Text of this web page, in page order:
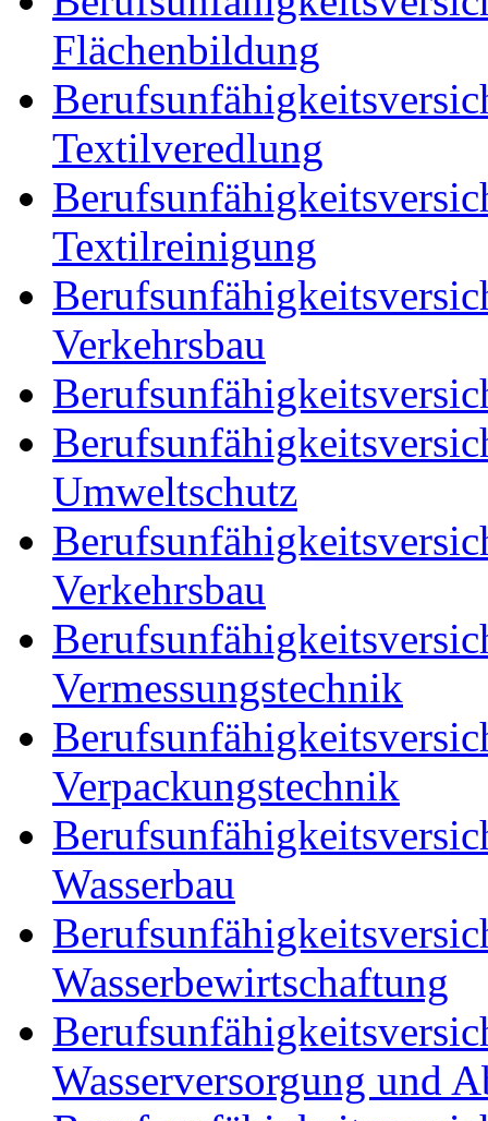
Flächenbildung
Textilveredlung
Textilreinigung
Verkehrsbau
Umweltschutz
Verkehrsbau
Vermessungstechnik
Verpackungstechnik
Wasserbau
Wasserbewirtschaftung
Wasserversorgung und